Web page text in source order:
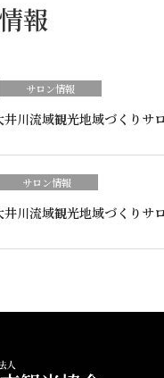
報
サロン情報
川流域観光地域づくりサ
サロン情報
川流域観光地域づくりサ